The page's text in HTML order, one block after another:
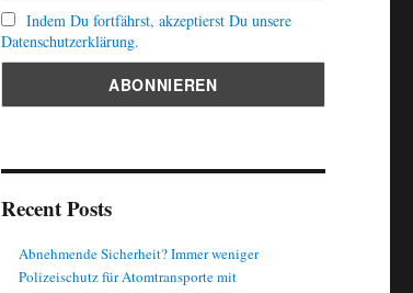
Indem Du fortfährst, akzeptierst Du unsere
Datenschutzerklärung.
Recent Posts
Abnehmende Sicherheit? Immer weniger
Polizeischutz für Atomtransporte mit